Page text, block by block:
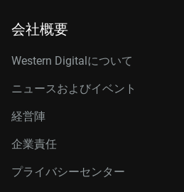
会社概要
Western Digitalについて
ニュースおよびイベント
経営陣
企業責任
プライバシーセンター